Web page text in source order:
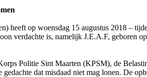
heeft op woensdag 15 augustus 2018 –
verdachte is, namelijk J.E.A.F,
Politie Sint Maarten (KPSM), de
dat misdaad niet mag lonen. De